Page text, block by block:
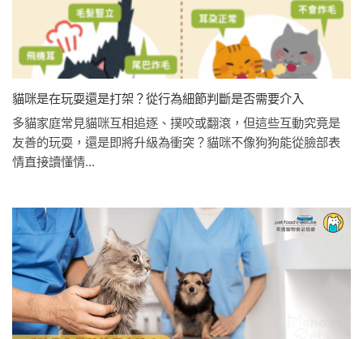
貓咪是在玩耍還是打架？從行為細節判斷是否需要介入
多貓家庭常見貓咪互相追逐、撲咬或翻滾，但這些互動究竟是
友善的玩耍，還是即將升級為衝突？貓咪不像狗狗能從臉部表
情直接讀懂情...